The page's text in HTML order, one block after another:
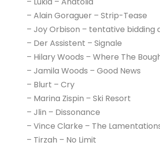
– Alain Goraguer – Strip-Tease
– Joy Orbison – tentative bidding
– Der Assistent – Signale
– Hilary Woods – Where The
– Jamila Woods – Good News
– Blurt – Cry
– Marina Zispin – Ski Resort
– Jlin – Dissonance
– Vince Clarke – The
– Tirzah – No Limit